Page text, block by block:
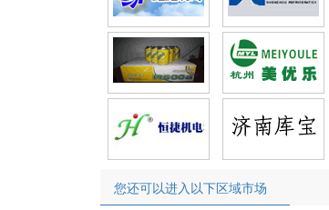
您还可以进入以下区域市场